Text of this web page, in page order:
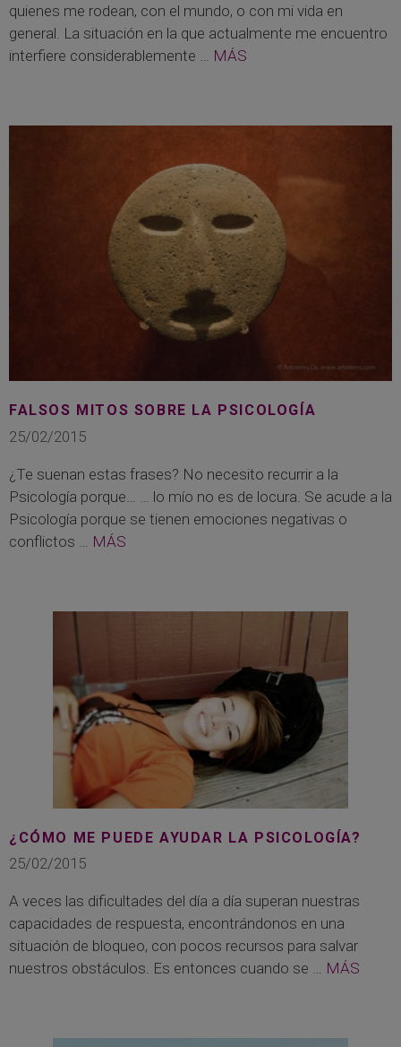
quienes me rodean, con el mundo, o con mi vida en
general. La situación en la que actualmente me encuentro
interfiere considerablemente … MÁS
FALSOS MITOS SOBRE LA PSICOLOGÍA
25/02/2015
¿Te suenan estas frases? No necesito recurrir a la
Psicología porque… … lo mío no es de locura. Se acude a la
Psicología porque se tienen emociones negativas o
conflictos … MÁS
¿CÓMO ME PUEDE AYUDAR LA PSICOLOGÍA?
25/02/2015
A veces las dificultades del día a día superan nuestras
capacidades de respuesta, encontrándonos en una
situación de bloqueo, con pocos recursos para salvar
nuestros obstáculos. Es entonces cuando se … MÁS